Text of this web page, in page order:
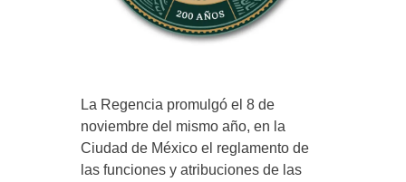
La Regencia promulgó el 8 de
noviembre del mismo año, en la
Ciudad de México el reglamento de
las funciones y atribuciones de las